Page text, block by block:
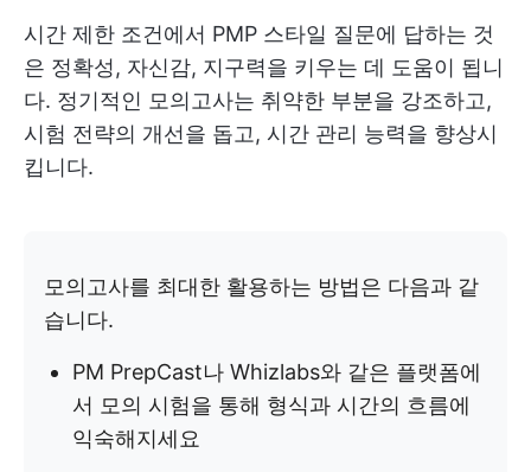
시간 제한 조건에서 PMP 스타일 질문에 답하는 것
은 정확성, 자신감, 지구력을 키우는 데 도움이 됩니
다. 정기적인 모의고사는 취약한 부분을 강조하고,
시험 전략의 개선을 돕고, 시간 관리 능력을 향상시
킵니다.
모의고사를 최대한 활용하는 방법은 다음과 같
습니다.
PM PrepCast나 Whizlabs와 같은 플랫폼에
서 모의 시험을 통해 형식과 시간의 흐름에
익숙해지세요